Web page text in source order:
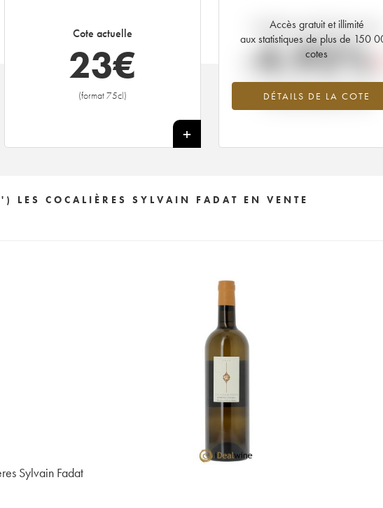
Cote actuelle
23€
(format 75cl)
+
Accès gratuit et illimité
aux statistiques de plus de 150
cotes
DÉTAILS DE LA COTE
Tendance actuelle de la cote
-4.92%
Tendance à la baisse du millésime
en 2026 par rapport à 2025
LES COCALIÈRES SYLVAIN FADAT EN VENTE
Sylvain Fadat